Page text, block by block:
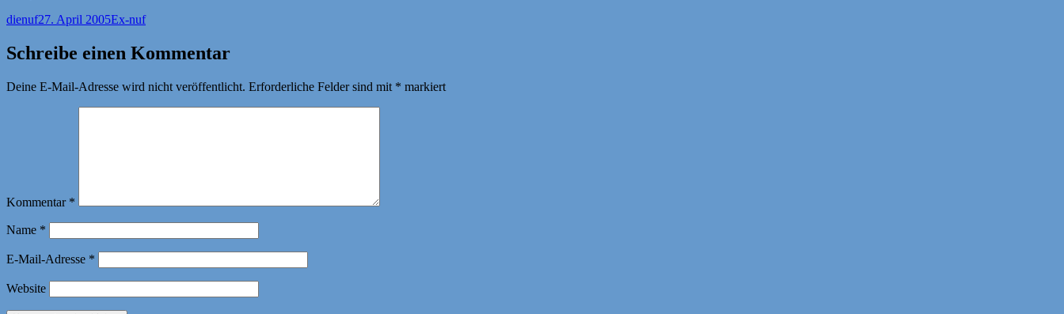
Autor
dienufVeröffentlicht
27. April 2005Kategorien
Ex-nuf
Schreibe einen Kommentar
Deine E-Mail-Adresse wird nicht veröffentlicht. Erforderliche Felder sind mit * markiert
Kommentar *
Name *
E-Mail-Adresse *
Website